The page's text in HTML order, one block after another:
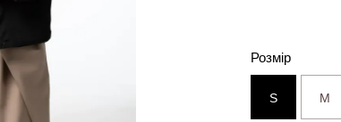
Розмір
S M